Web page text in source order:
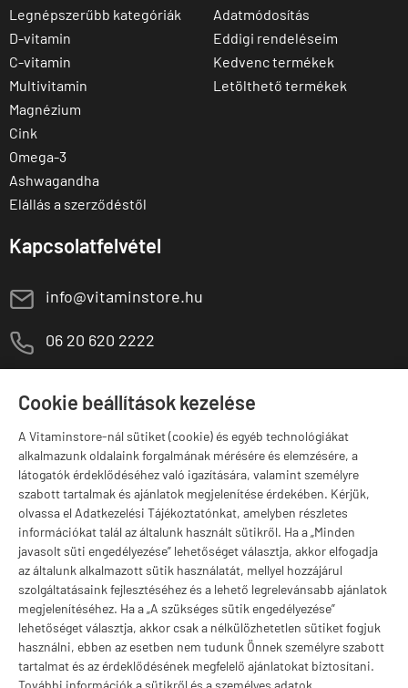
Cookie beállítások kezelése
A Vitaminstore-nál sütiket (cookie) és egyéb technológiákat
alkalmazunk oldalaink forgalmának mérésére és elemzésére, a
látogatók érdeklődéséhez való igazítására, valamint személyre
szabott tartalmak és ajánlatok megjelenítése érdekében. Kérjük,
olvassa el Adatkezelési Tájékoztatónkat, amelyben részletes
információkat talál az általunk használt sütikről. Ha a „Minden
javasolt süti engedélyezése” lehetőséget választja, akkor elfogadja
az általunk alkalmazott sütik használatát, mellyel hozzájárul
szolgáltatásaink fejlesztéséhez és a lehető legrelevánsabb ajánlatok
megjelenítéséhez. Ha a „A szükséges sütik engedélyezése”
lehetőséget választja, akkor csak a nélkülözhetetlen sütiket fogjuk
használni, ebben az esetben nem tudunk Önnek személyre szabott
tartalmat és az érdeklődésének megfelelő ajánlatokat biztosítani.
További információk a sütikről és a személyes adatok
Legnépszerűbb kategóriák
D-vitamin
C-vitamin
Multivitamin
Magnézium
Cink
Omega-3
Ashwagandha
Elállás a szerződéstől
Adatmódosítás
Eddigi rendeléseim
Kedvenc termékek
Letölthető termékek
Kapcsolatfelvétel
E info@vitaminstore.hu
M 06 20 620 2222
Szugló u. 83-85.
Márkák
Valuta választás